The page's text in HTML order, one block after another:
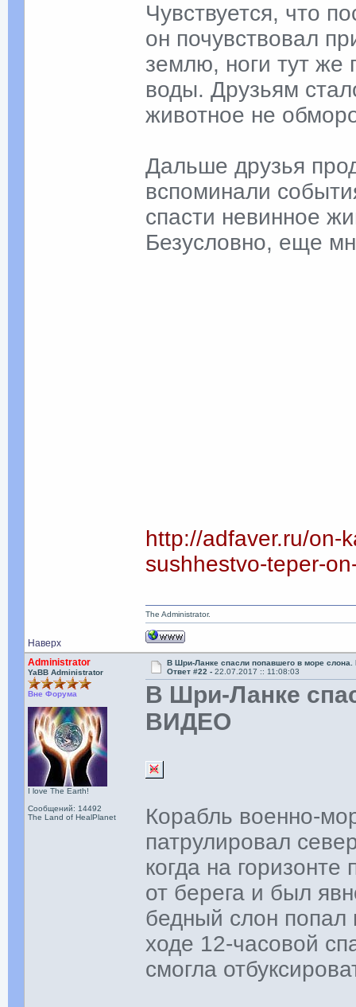
Чувствуется, что
он почувствовал
землю, ноги тут же
воды. Друзьям
животное не
Дальше друзья
вспоминали
спасти невинное
Безусловно, еще
http://adfaver.ru/on-
sushhestvo-teper-
Наверх
The Administrator.
Administrator
YaBB Administrator
Вне Форума
I love The Earth!
Сообщений: 14492
The Land of HealPlanet
В Шри-Ланке спасли попавшего в море
Ответ #22 -22.07.2017 :: 11:08:03
В Шри-Ланке
ВИДЕО
Корабль военно-
патрулировал
когда на
от берега и был
бедный слон
ходе 12-часовой
смогла